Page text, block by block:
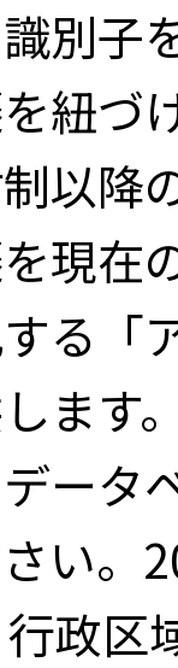
別子
紐づ
以降
現在
る「
ます
ータ
い。
政区